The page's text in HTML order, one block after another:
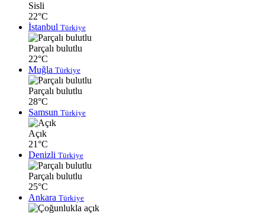
Sisli
22°C
İstanbul Türkiye
Parçalı bulutlu
22°C
Muğla Türkiye
Parçalı bulutlu
28°C
Samsun Türkiye
Açık
21°C
Denizli Türkiye
Parçalı bulutlu
25°C
Ankara Türkiye